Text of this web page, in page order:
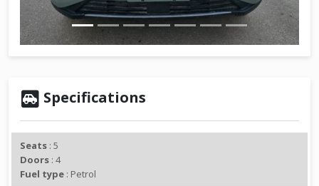
v
i
o
u
t
Specifications
Seats : 5
Doors : 4
Fuel type : Petrol